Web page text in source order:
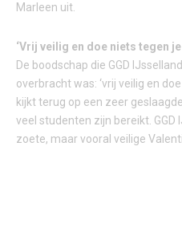
Marleen uit.
‘Vrij veilig en doe niets tegen je
De boodschap die GGD
overbracht was: ‘vrij veilig en
kijkt terug op een zeer
veel studenten zijn bereikt.
zoete, maar vooral veilige